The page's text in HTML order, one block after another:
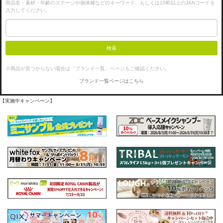
商品名・素材・年齢のステージや個体種などのキーワード、もしくは10桁以上のJANコードを
入力してください。
検索
※商品が見つからない場合は「ブランド一覧」ページもご確認ください。
ブランド一覧ページはこちら
【実施中キャンペーン】